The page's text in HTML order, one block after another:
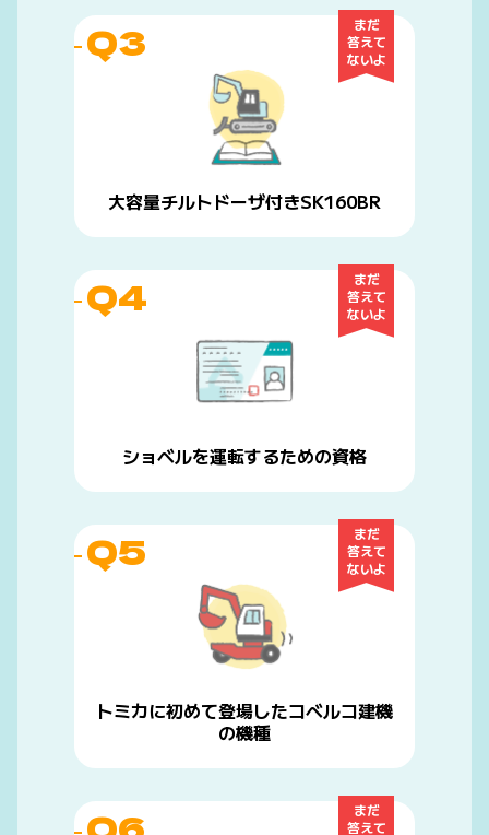
まだ
答えて
ないよ
Q3
大容量チルトドーザ付きSK160BR
まだ
答えて
ないよ
Q4
ショベルを運転するための資格
まだ
答えて
ないよ
Q5
トミカに初めて登場したコベルコ建機
の機種
まだ
答えて